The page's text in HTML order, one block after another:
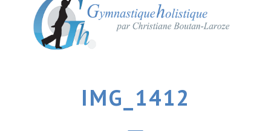
IMG_1412